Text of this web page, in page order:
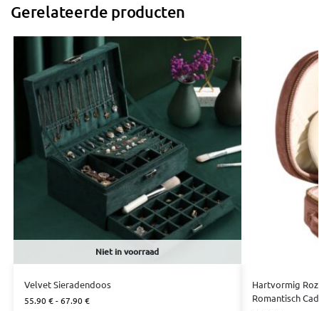
Gerelateerde producten
Niet in voorraad
Velvet Sieradendoos
55.90€ - 67.90€
Hartvormig
Romantisch